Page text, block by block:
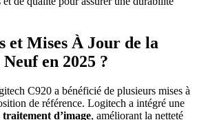
et Mises À Jour de la
en 2025 ?
C920 a bénéficié de plusieurs mises à
de référence. Logitech a intégré une
traitement d’image, améliorant la netteté